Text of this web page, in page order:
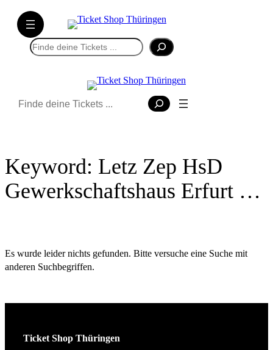
Direkt
zum
Inhalt
wechseln
Suchen
Suchen
Keyword: Letz Zep HsD
Gewerkschaftshaus Erfurt …
Es wurde leider nichts gefunden. Bitte versuche eine Suche mit
anderen Suchbegriffen.
Ticket Shop Thüringen